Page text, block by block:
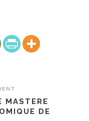
MASTERE
DE